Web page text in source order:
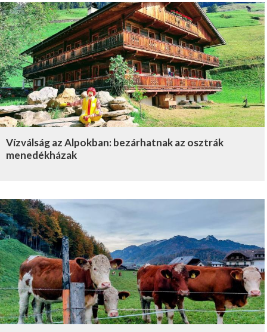
Vízválság az Alpokban: bezárhatnak az osztrák
menedékházak